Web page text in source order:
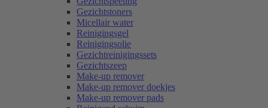
Gezichtstoners
Micellair water
Reinigingsgel
Reinigingsolie
Gezichtreinigingssets
Gezichtszeep
Make-up remover
Make-up remover doekjes
Make-up remover pads